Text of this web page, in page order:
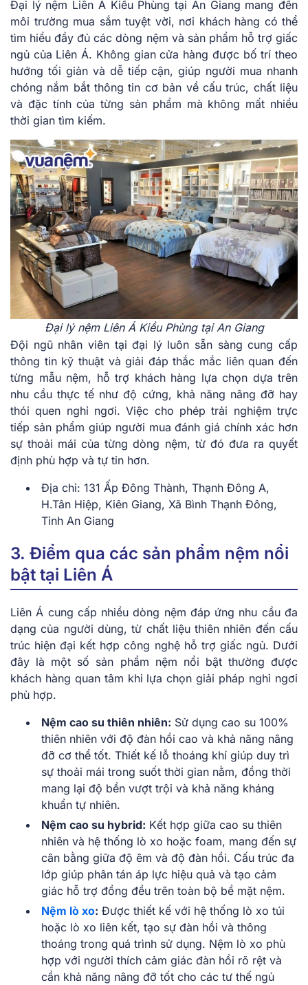
Đại lý nệm Liên Á Kiều Phùng tại An Giang mang đến
môi trường mua sắm tuyệt vời, nơi khách hàng có thể
tìm hiểu đầy đủ các dòng nệm và sản phẩm hỗ trợ giấc
ngủ của Liên Á. Không gian cửa hàng được bố trí theo
hướng tối giản và dễ tiếp cận, giúp người mua nhanh
chóng nắm bắt thông tin cơ bản về cấu trúc, chất liệu
và đặc tính của từng sản phẩm mà không mất nhiều
thời gian tìm kiếm.
Đại lý nệm Liên Á Kiều Phùng tại An Giang
Đội ngũ nhân viên tại đại lý luôn sẵn sàng cung cấp
thông tin kỹ thuật và giải đáp thắc mắc liên quan đến
từng mẫu nệm, hỗ trợ khách hàng lựa chọn dựa trên
nhu cầu thực tế như độ cứng, khả năng nâng đỡ hay
thói quen nghỉ ngơi. Việc cho phép trải nghiệm trực
tiếp sản phẩm giúp người mua đánh giá chính xác hơn
sự thoải mái của từng dòng nệm, từ đó đưa ra quyết
định phù hợp và tự tin hơn.
Địa chỉ: 131 Ấp Đông Thành, Thạnh Đông A,
H.Tân Hiệp, Kiên Giang, Xã Bình Thạnh Đông,
Tỉnh An Giang
3. Điểm qua các sản phẩm nệm nổi
bật tại Liên Á
Liên Á cung cấp nhiều dòng nệm đáp ứng nhu cầu đa
dạng của người dùng, từ chất liệu thiên nhiên đến cấu
trúc hiện đại kết hợp công nghệ hỗ trợ giấc ngủ. Dưới
đây là một số sản phẩm nệm nổi bật thường được
khách hàng quan tâm khi lựa chọn giải pháp nghỉ ngơi
phù hợp.
Nệm cao su thiên nhiên: Sử dụng cao su 100%
thiên nhiên với độ đàn hồi cao và khả năng nâng
đỡ cơ thể tốt. Thiết kế lỗ thoáng khí giúp duy trì
sự thoải mái trong suốt thời gian nằm, đồng thời
mang lại độ bền vượt trội và khả năng kháng
khuẩn tự nhiên.
Nệm cao su hybrid: Kết hợp giữa cao su thiên
nhiên và hệ thống lò xo hoặc foam, mang đến sự
cân bằng giữa độ êm và độ đàn hồi. Cấu trúc đa
lớp giúp phân tán áp lực hiệu quả và tạo cảm
giác hỗ trợ đồng đều trên toàn bộ bề mặt nệm.
Nệm lò xo: Được thiết kế với hệ thống lò xo túi
hoặc lò xo liên kết, tạo sự đàn hồi và thông
thoáng trong quá trình sử dụng. Nệm lò xo phù
hợp với người thích cảm giác đàn hồi rõ rệt và
cần khả năng nâng đỡ tốt cho các tư thế ngủ